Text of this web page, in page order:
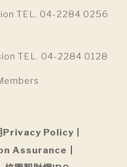
TEL. 04-2284 0256
TEL. 04-2284 0128
Privacy Policy
Assurance